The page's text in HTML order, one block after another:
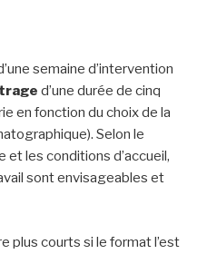
semaine d’intervention
d’une durée de cinq
en fonction du choix de la
Selon le
et les conditions d’accueil,
sont envisageables et
plus courts si le format l’est